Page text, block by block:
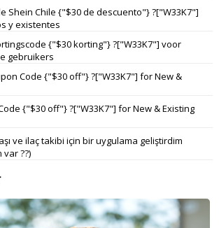
Shein Chile {"$30 de descuento"} ?["W33K7"]
y existentes
{"$30 korting"} ?["W33K7"] voor
gebruikers
Code {"$30 off"} ?["W33K7"] for New &
{"$30 off"} ?["W33K7"] for New & Existing
ve ilaç takibi için bir uygulama geliştirdim
var ??)